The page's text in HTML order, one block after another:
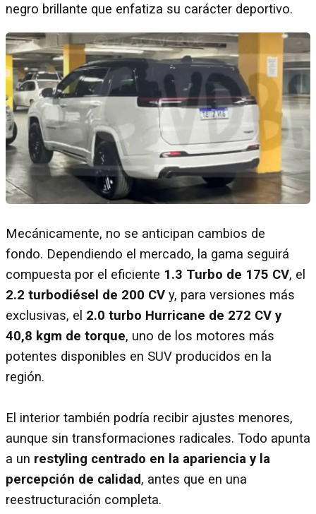
negro brillante que enfatiza su carácter deportivo.
Mecánicamente, no se anticipan cambios de
fondo. Dependiendo el mercado, la gama seguirá
compuesta por el eficiente 1.3 Turbo de 175 CV, el
2.2 turbodiésel de 200 CV y, para versiones más
exclusivas, el 2.0 turbo Hurricane de 272 CV y
40,8 kgm de torque, uno de los motores más
potentes disponibles en SUV producidos en la
región.
El interior también podría recibir ajustes menores,
aunque sin transformaciones radicales. Todo apunta
a un restyling centrado en la apariencia y la
percepción de calidad, antes que en una
reestructuración completa.